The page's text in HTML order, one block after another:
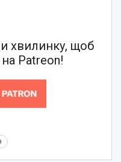
хвилинку, щоб
Patreon!